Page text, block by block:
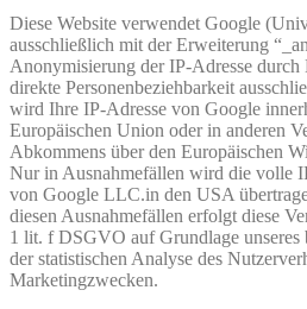
Diese Website verwendet Google
ausschließlich mit der Erweiterung
Anonymisierung der IP-Adresse
direkte Personenbeziehbarkeit
wird Ihre IP-Adresse von Google
Europäischen Union oder in anderen
Abkommens über den Europäischen
Nur in Ausnahmefällen wird die volle
von Google LLC.in den USA
diesen Ausnahmefällen erfolgt diese
1 lit. f DSGVO auf Grundlage unseres
der statistischen Analyse des
Marketingzwecken.